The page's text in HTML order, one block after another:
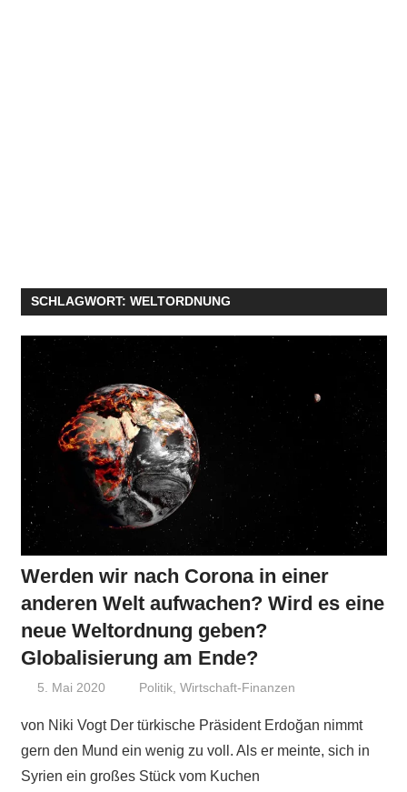
SCHLAGWORT: WELTORDNUNG
Werden wir nach Corona in einer
anderen Welt aufwachen? Wird es eine
neue Weltordnung geben?
Globalisierung am Ende?
5. Mai 2020 Niki Vogt
Politik,Wirtschaft-Finanzen
von Niki Vogt Der türkische Präsident Erdoğan nimmt
gern den Mund ein wenig zu voll. Als er meinte, sich in
Syrien ein großes Stück vom Kuchen